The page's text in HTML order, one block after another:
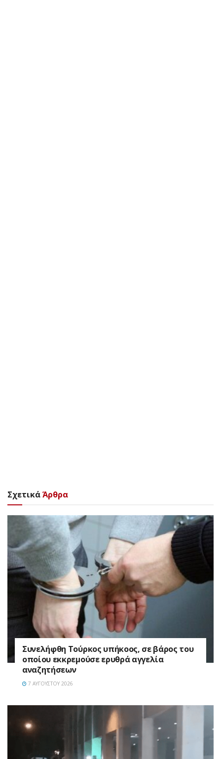
ΣχετικάΆρθρα
Συνελήφθη Τούρκος υπήκοος, σε βάρος του
οποίου εκκρεμούσε ερυθρά αγγελία
αναζητήσεων
7 ΑΥΓΟΎΣΤΟΥ 2026